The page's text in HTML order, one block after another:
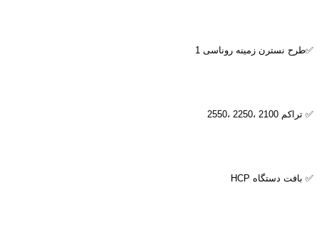
✅طرح نسترن زمینه روناسی 1
✅ تراکم 2100 ،2250 ،2550
✅ بافت دستگاه HCP